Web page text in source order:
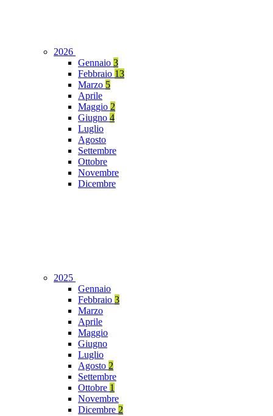
2026
Gennaio 3
Febbraio 13
Marzo 5
Aprile
Maggio 2
Giugno 4
Luglio
Agosto
Settembre
Ottobre
Novembre
Dicembre
2025
Gennaio
Febbraio 3
Marzo
Aprile
Maggio
Giugno
Luglio
Agosto 2
Settembre
Ottobre 1
Novembre
Dicembre 2